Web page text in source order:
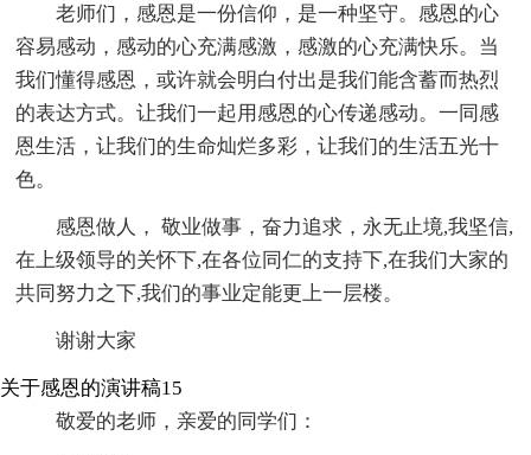
老师们，感恩是一份信仰，是一种坚守。感恩的心
容易感动，感动的心充满感激，感激的心充满快乐。当
我们懂得感恩，或许就会明白付出是我们能含蓄而热烈
的表达方式。让我们一起用感恩的心传递感动。一同感
恩生活，让我们的生命灿烂多彩，让我们的生活五光十
色。
感恩做人， 敬业做事，奋力追求，永无止境,我坚信,
在上级领导的关怀下,在各位同仁的支持下,在我们大家的
共同努力之下,我们的事业定能更上一层楼。
谢谢大家
关于感恩的演讲稿15
敬爱的老师，亲爱的同学们：